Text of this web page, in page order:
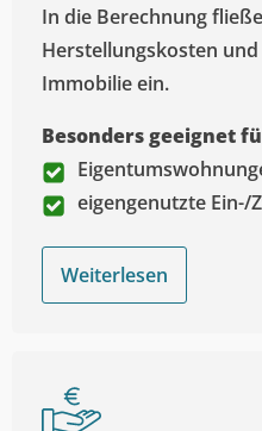
In die Berechnung
Herstellungskosten
Immobilie ein.
Besonders geeignet
eigengenutzte Ein-/
Weiterlesen